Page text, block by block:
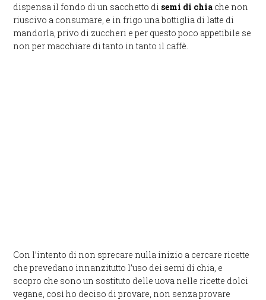
dispensa il fondo di un sacchetto di semi di chia che non
riuscivo a consumare, e in frigo una bottiglia di latte di
mandorla, privo di zuccheri e per questo poco appetibile se
non per macchiare di tanto in tanto il caffè.
Con l’intento di non sprecare nulla inizio a cercare ricette
che prevedano innanzitutto l’uso dei semi di chia, e
scopro che sono un sostituto delle uova nelle ricette dolci
vegane, così ho deciso di provare, non senza provare